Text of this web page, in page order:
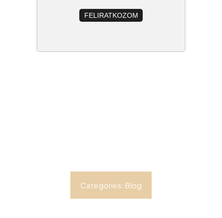
FELIRATKOZOM
Categories: Blog